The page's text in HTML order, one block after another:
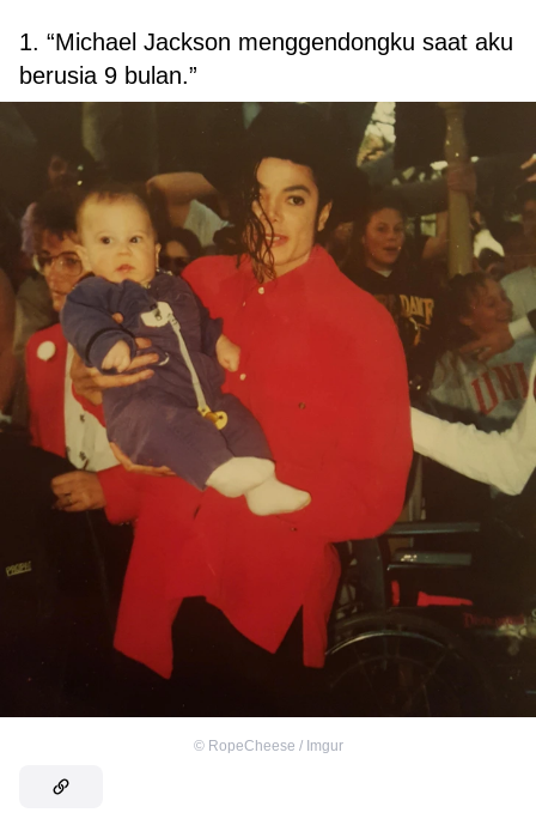
1. “Michael Jackson menggendongku saat aku
berusia 9 bulan.”
© RopeCheese / Imgur